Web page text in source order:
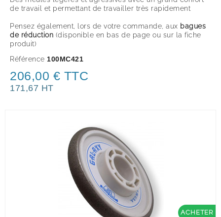
de travail et permettant de travailler très rapidement
Pensez également, lors de votre commande, aux bagues
de réduction (disponible en bas de page ou sur la fiche
produit)
Référence 100MC421
206,00 € TTC
171,67 HT
ACHETER